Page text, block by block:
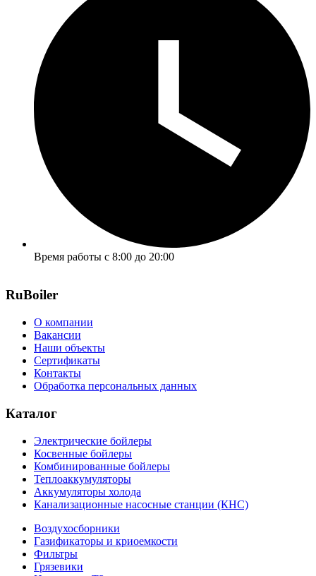
Время работы с 8:00 до 20:00
RuBoiler
О компании
Вакансии
Наши объекты
Сертификаты
Контакты
Обработка персональных данных
Каталог
Электрические бойлеры
Косвенные бойлеры
Комбинированные бойлеры
Теплоаккумуляторы
Аккумуляторы холода
Канализационные насосные станции (КНС)
Воздухосборники
Газификаторы и криоемкости
Фильтры
Грязевики